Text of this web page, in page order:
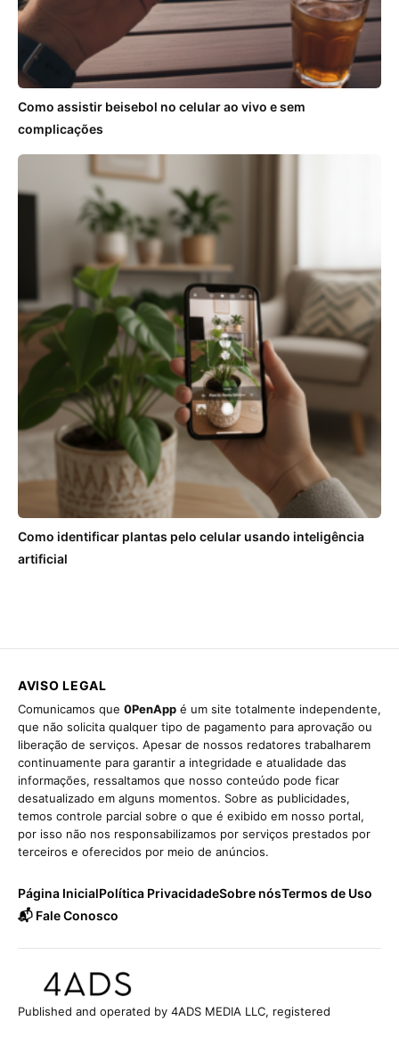
Como assistir beisebol no celular ao vivo e sem
complicações
Como identificar plantas pelo celular usando inteligência
artificial
AVISO LEGAL
Comunicamos que 0PenApp é um site totalmente independente,
que não solicita qualquer tipo de pagamento para aprovação ou
liberação de serviços. Apesar de nossos redatores trabalharem
continuamente para garantir a integridade e atualidade das
informações, ressaltamos que nosso conteúdo pode ficar
desatualizado em alguns momentos. Sobre as publicidades,
temos controle parcial sobre o que é exibido em nosso portal,
por isso não nos responsabilizamos por serviços prestados por
terceiros e oferecidos por meio de anúncios.
Página InicialPolítica PrivacidadeSobre nósTermos de Uso
📬 Fale Conosco
Published and operated by 4ADS MEDIA LLC, registered